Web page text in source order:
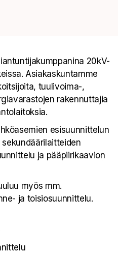
20kV-
Asiakaskuntamme
tuulivoima-,
rakennuttajia
esisuunnittelun
ja pääpiirikaavion
myös mm.
ja toisiosuunnittelu.